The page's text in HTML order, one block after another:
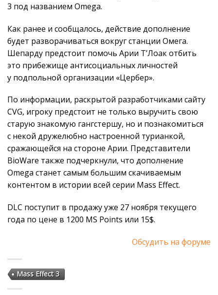
3 под названием Omega.
Как ранее и сообщалось, действие дополнение
будет разворачиваться вокруг станции Омега.
Шепарду предстоит помочь Арии Т’Лоак отбить
это прибежище антисоциальных личностей
у подпольной организации «Цербер».
По информации, раскрытой разработчиками сайту
CVG, игроку предстоит не только выручить свою
старую знакомую гангстершу, но и познакомиться
с некой дружелюбно настроенной турианкой,
сражающейся на стороне Арии. Представители
BioWare также подчеркнули, что дополнение
Omega станет самым большим скачиваемым
контентом в истории всей серии Mass Effect.
DLC поступит в продажу уже 27 ноября текущего
года по цене в 1200 MS Points или 15$.
Обсудить на форуме
Mass Effect 3